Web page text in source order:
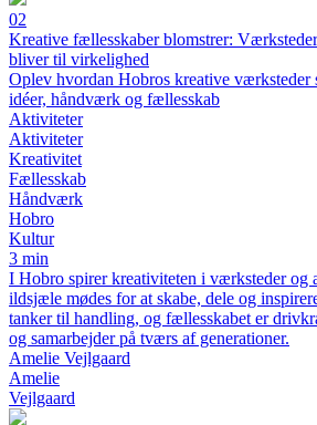
02
Kreative fællesskaber blomstrer:
bliver til virkelighed
Oplev hvordan Hobros kreative værksteder
idéer, håndværk og fællesskab
Aktiviteter
Aktiviteter
Kreativitet
Fællesskab
Håndværk
Hobro
Kultur
3 min
I Hobro spirer kreativiteten i værksteder og
ildsjæle mødes for at skabe, dele og
tanker til handling, og fællesskabet er
og samarbejder på tværs af generationer.
Amelie Vejlgaard
Amelie
Vejlgaard